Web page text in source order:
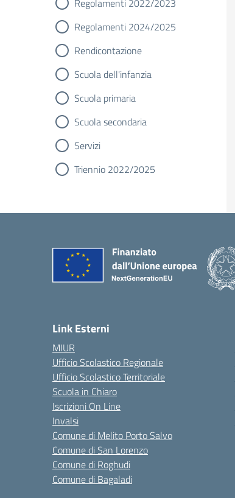
Regolamenti 2022/2023
Regolamenti 2024/2025
Rendicontazione
Scuola dell'infanzia
Scuola primaria
Scuola secondaria
Servizi
Triennio 2022/2025
Link Esterni
MIUR
Ufficio Scolastico Regionale
Ufficio Scolastico Territoriale
Scuola in Chiaro
Iscrizioni On Line
Invalsi
Comune di Melito Porto Salvo
Comune di San Lorenzo
Comune di Roghudi
Comune di Bagaladi